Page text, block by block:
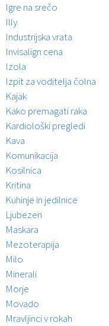
Igre na srečo
Illy
Industrijska vrata
Invisalign cena
Izola
Izpit za voditelja čolna
Kajak
Kako premagati raka
Kardiološki pregledi
Kava
Komunikacija
Kosilnica
Kritina
Kuhinje in jedilnice
Ljubezen
Maskara
Mezoterapija
Milo
Minerali
Morje
Movado
Mravljinci v rokah